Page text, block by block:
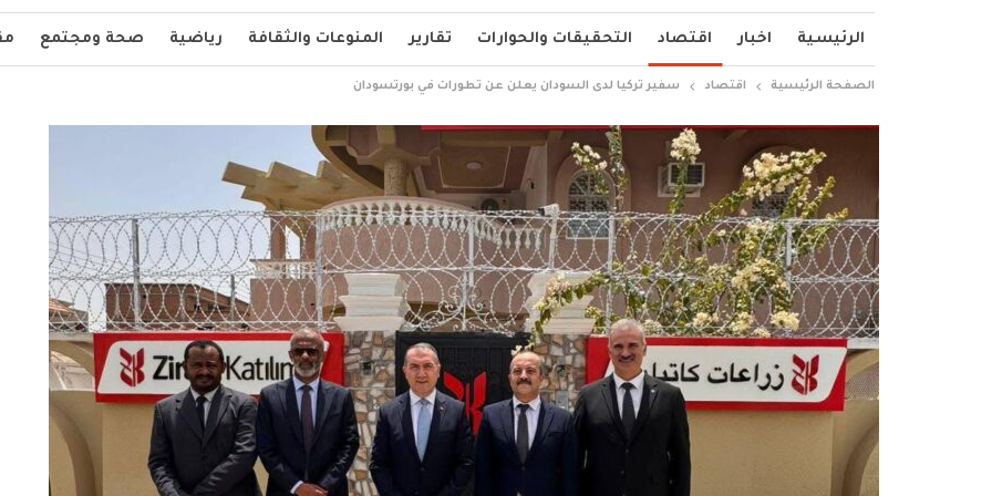
الرئيسية اخبار اقتصاد التحقيقات والحوارات تقارير المنوعات والثقافة رياضية صحة ومجتمع
الصفحة الرئيسية اقتصاد سفير تركيا لدى السودان يعلن عن تطورات في بورتسودان